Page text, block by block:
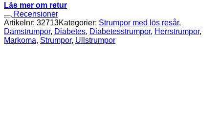
Läs mer om retur
Recensioner
Artikelnr: 32713Kategorier: Strumpor med lös resår,
Damstrumpor, Diabetes, Diabetesstrumpor, Herrstrumpor,
Markoma, Strumpor, Ullstrumpor